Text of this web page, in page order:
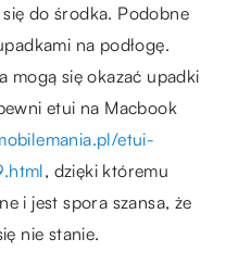
do środka. Podobne
na podłogę.
mogą się okazać upadki
etui na Macbook
etui-
, dzięki któremu
i jest spora szansa, że
nie stanie.